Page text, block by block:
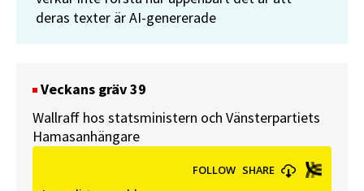
deras texter är AI-genererade
Veckans gräv 39
Wallraff hos statsministern och Vänsterpartiets
Hamasanhängare